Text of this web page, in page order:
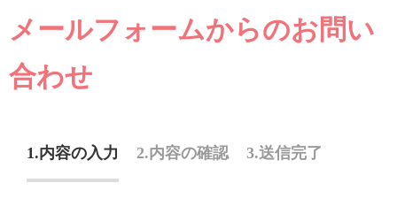
メールフォームからのお問い
合わせ
内容の入力 内容の確認 送信完了